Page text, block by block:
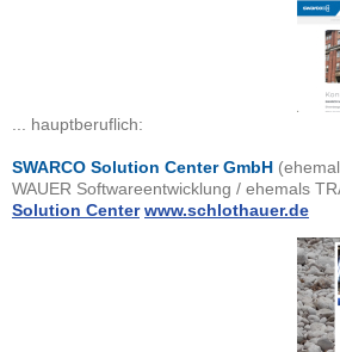
... hauptberuflich:
SWARCO Solution Center GmbH
WAUER Softwareentwicklung / ehemals
Solution Center www.schlothauer.de